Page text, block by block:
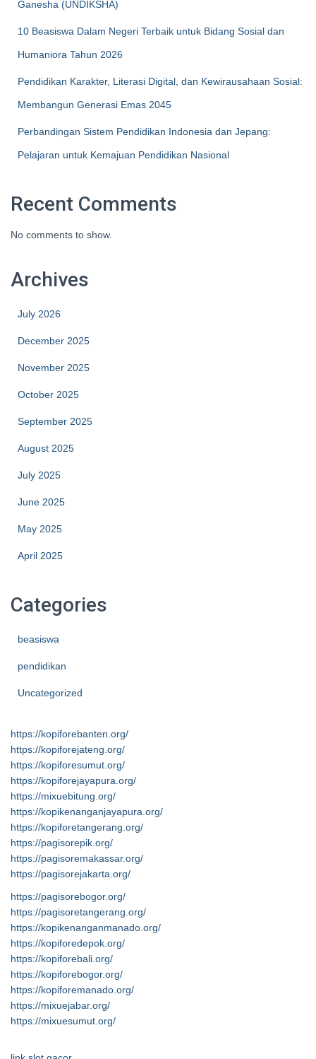
Ganesha (UNDIKSHA)
10 Beasiswa Dalam Negeri Terbaik untuk Bidang Sosial dan
Humaniora Tahun 2026
Pendidikan Karakter, Literasi Digital, dan Kewirausahaan Sosial:
Membangun Generasi Emas 2045
Perbandingan Sistem Pendidikan Indonesia dan Jepang:
Pelajaran untuk Kemajuan Pendidikan Nasional
Recent Comments
No comments to show.
Archives
July 2026
December 2025
November 2025
October 2025
September 2025
August 2025
July 2025
June 2025
May 2025
April 2025
Categories
beasiswa
pendidikan
Uncategorized
https://kopiforebanten.org/
https://kopiforejateng.org/
https://kopiforesumut.org/
https://kopiforejayapura.org/
https://mixuebitung.org/
https://kopikenanganjayapura.org/
https://kopiforetangerang.org/
https://pagisorepik.org/
https://pagisoremakassar.org/
https://pagisorejakarta.org/
https://pagisorebogor.org/
https://pagisoretangerang.org/
https://kopikenanganmanado.org/
https://kopiforedepok.org/
https://kopiforebali.org/
https://kopiforebogor.org/
https://kopiforemanado.org/
https://mixuejabar.org/
https://mixuesumut.org/